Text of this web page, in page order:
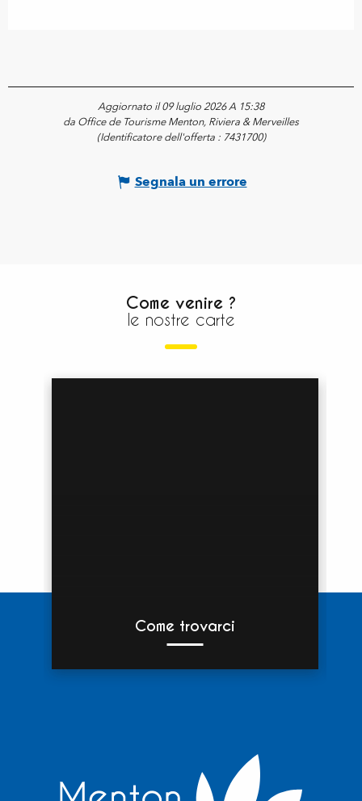
Aggiornato il 09 luglio 2026 A 15:38
da Office de Tourisme Menton, Riviera & Merveilles
(Identificatore dell'offerta : 7431700)
Segnala un errore
Come venire ?
le nostre carte
Come trovarci